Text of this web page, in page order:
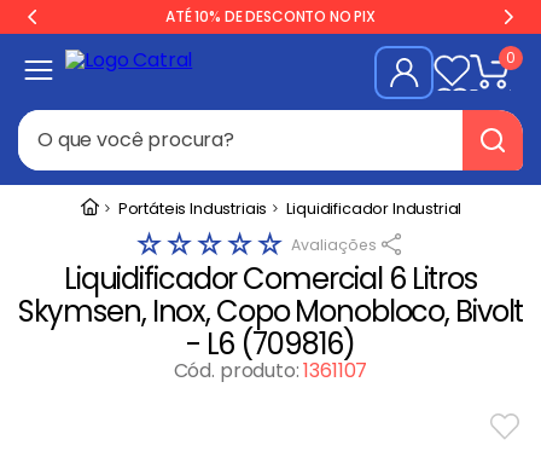
ATÉ 10% DE DESCONTO NO PIX
0
O que você procura?
Portáteis Industriais Liquidificador Industrial
☆☆☆☆☆
Liquidificador Comercial 6 Litros
Skymsen, Inox, Copo Monobloco, Bivolt
- L6 (709816)
Cód. produto:1361107
Termos mais buscados
Freezer
Geladeira
3 º Balança